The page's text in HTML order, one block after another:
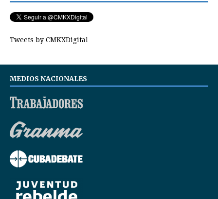
Tweets by CMKXDigital
MEDIOS NACIONALES